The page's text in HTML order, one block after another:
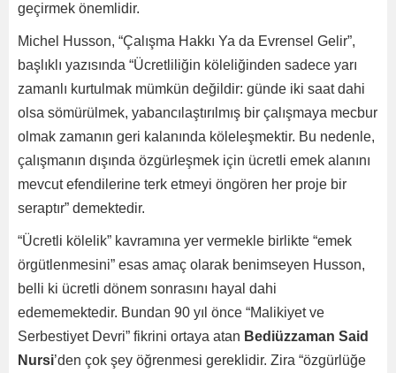
geçirmek önemlidir.
Michel Husson, “Çalışma Hakkı Ya da Evrensel Gelir”,
başlıklı yazısında “Ücretliliğin köleliğinden sadece yarı
zamanlı kurtulmak mümkün değildir: günde iki saat dahi
olsa sömürülmek, yabancılaştırılmış bir çalışmaya mecbur
olmak zamanın geri kalanında köleleşmektir. Bu nedenle,
çalışmanın dışında özgürleşmek için ücretli emek alanını
mevcut efendilerine terk etmeyi öngören her proje bir
seraptır” demektedir.
“Ücretli kölelik” kavramına yer vermekle birlikte “emek
örgütlenmesini” esas amaç olarak benimseyen Husson,
belli ki ücretli dönem sonrasını hayal dahi
edememektedir. Bundan 90 yıl önce “Malikiyet ve
Serbestiyet Devri” fikrini ortaya atan Bediüzzaman Said
Nursi’den çok şey öğrenmesi gereklidir. Zira “özgürlüğe